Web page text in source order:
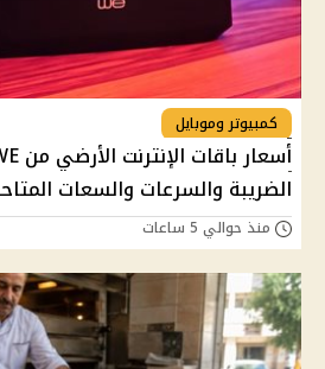
كمبيوتر وموبايل
الضريبة والسرعات والسعات
منذ حوالي 5 ساعات